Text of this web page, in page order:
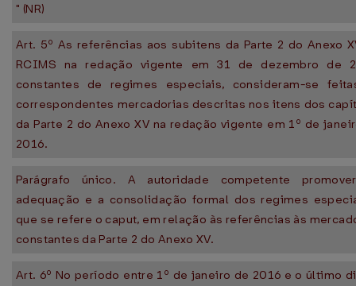
" (NR)
Art. 5º As referências aos subitens da Parte 2 do Anexo
RCIMS na redação vigente em 31 de dezembro de
constantes de regimes especiais, consideram-se
correspondentes mercadorias descritas nos itens dos
da Parte 2 do Anexo XV na redação vigente em 1º de
2016.
Parágrafo único. A autoridade competente
adequação e a consolidação formal dos regimes
que se refere o caput, em relação às referências às
constantes da Parte 2 do Anexo XV.
Art. 6º No período entre 1º de janeiro de 2016 e o último